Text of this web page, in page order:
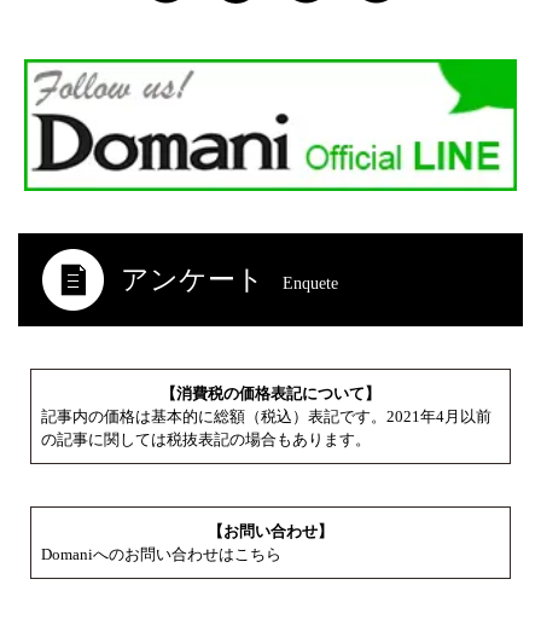
アンケート Enquete
【消費税の価格表記について】
記事内の価格は基本的に総額（税込）表記です。2021年4月以前
の記事に関しては税抜表記の場合もあります。
【お問い合わせ】
Domaniへのお問い合わせはこちら